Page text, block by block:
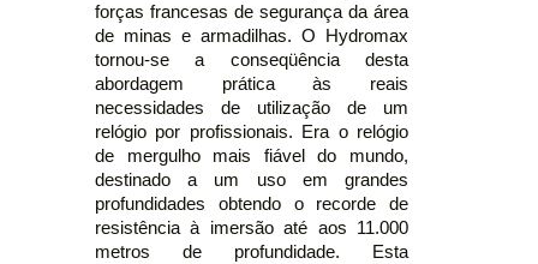
forças francesas de segurança da área
de minas e armadilhas. O Hydromax
tornou-se a conseqüência desta
abordagem prática às reais
necessidades de utilização de um
relógio por profissionais. Era o relógio
de mergulho mais fiável do mundo,
destinado a um uso em grandes
profundidades obtendo o recorde de
resistência à imersão até aos 11.000
metros de profundidade. Esta